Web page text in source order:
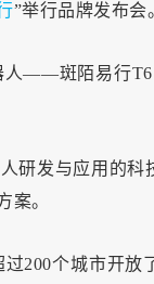
”举行品牌发布会
人——斑陌易行
研发与应用的
案。
200个城市开放